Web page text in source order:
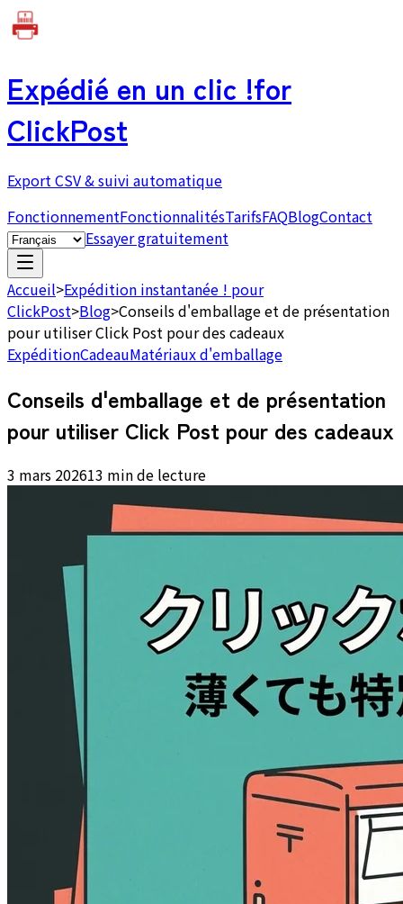
Expédié en un clic !for
ClickPost
Export CSV & suivi automatique
FonctionnementFonctionnalitésTarifsFAQBlogContact
Essayer gratuitement
Accueil>Expédition instantanée ! pour
ClickPost>Blog>Conseils d'emballage et de présentation
pour utiliser Click Post pour des cadeaux
ExpéditionCadeauMatériaux d'emballage
Conseils d'emballage et de présentation
pour utiliser Click Post pour des cadeaux
3 mars 202613 min de lecture